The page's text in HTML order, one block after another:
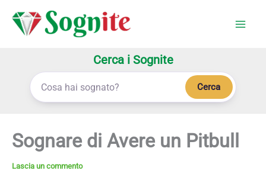
Cerca i Sognite
Cerca
Sognare di Avere un Pitbull
Lascia un commento